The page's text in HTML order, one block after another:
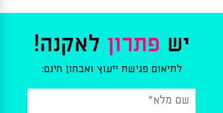
יש פתרון לאקנה!
לתיאום פגישת ייעוץ ואבחון חינם: